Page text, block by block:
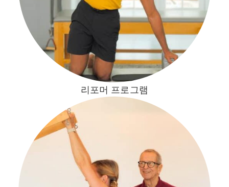
리포머 프로그램